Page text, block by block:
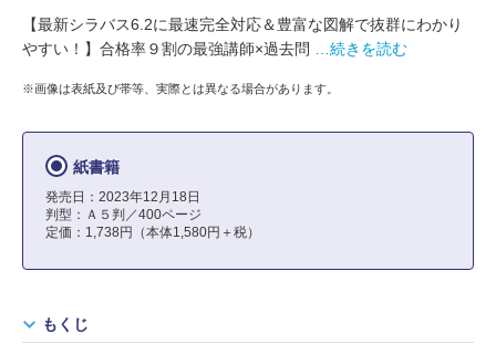
【最新シラバス6.2に最速完全対応＆豊富な図解で抜群にわかり
やすい！】合格率９割の最強講師×過去問
…続きを読む
※画像は表紙及び帯等、実際とは異なる場合があります。
紙書籍
発売日：2023年12月18日
判型：Ａ５判／400ページ
定価：1,738円（本体1,580円＋税）
もくじ